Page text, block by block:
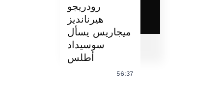
رودريجو
هيرنانديز
ميجاريس يسأل
سوسيداد
أطلس
56:37